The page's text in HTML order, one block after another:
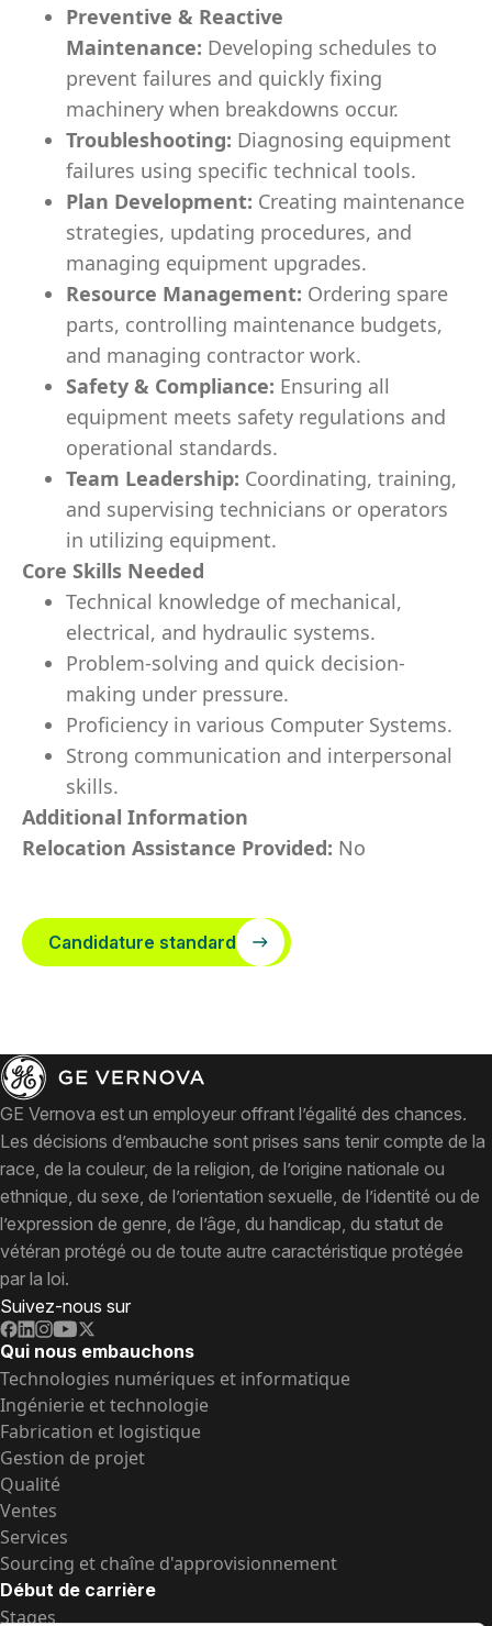
Preventive & Reactive
Maintenance: Developing schedules to
prevent failures and quickly fixing
machinery when breakdowns occur.
Troubleshooting: Diagnosing equipment
failures using specific technical tools.
Plan Development: Creating maintenance
strategies, updating procedures, and
managing equipment upgrades.
Resource Management: Ordering spare
parts, controlling maintenance budgets,
and managing contractor work.
Safety & Compliance: Ensuring all
equipment meets safety regulations and
operational standards.
Team Leadership: Coordinating, training,
and supervising technicians or operators
in utilizing equipment.
Core Skills Needed
Technical knowledge of mechanical,
electrical, and hydraulic systems.
Problem-solving and quick decision-
making under pressure.
Proficiency in various Computer Systems.
Strong communication and interpersonal
skills.
Additional Information
Relocation Assistance Provided: No
Candidature standard
GE Vernova est un employeur offrant l’égalité des chances.
Les décisions d’embauche sont prises sans tenir compte de la
race, de la couleur, de la religion, de l’origine nationale ou
ethnique, du sexe, de l’orientation sexuelle, de l’identité ou de
l’expression de genre, de l’âge, du handicap, du statut de
vétéran protégé ou de toute autre caractéristique protégée
par la loi.
Suivez-nous sur
Qui nous embauchons
Technologies numériques et informatique
Ingénierie et technologie
Fabrication et logistique
Gestion de projet
Qualité
Ventes
Services
Sourcing et chaîne d'approvisionnement
Début de carrière
Stages